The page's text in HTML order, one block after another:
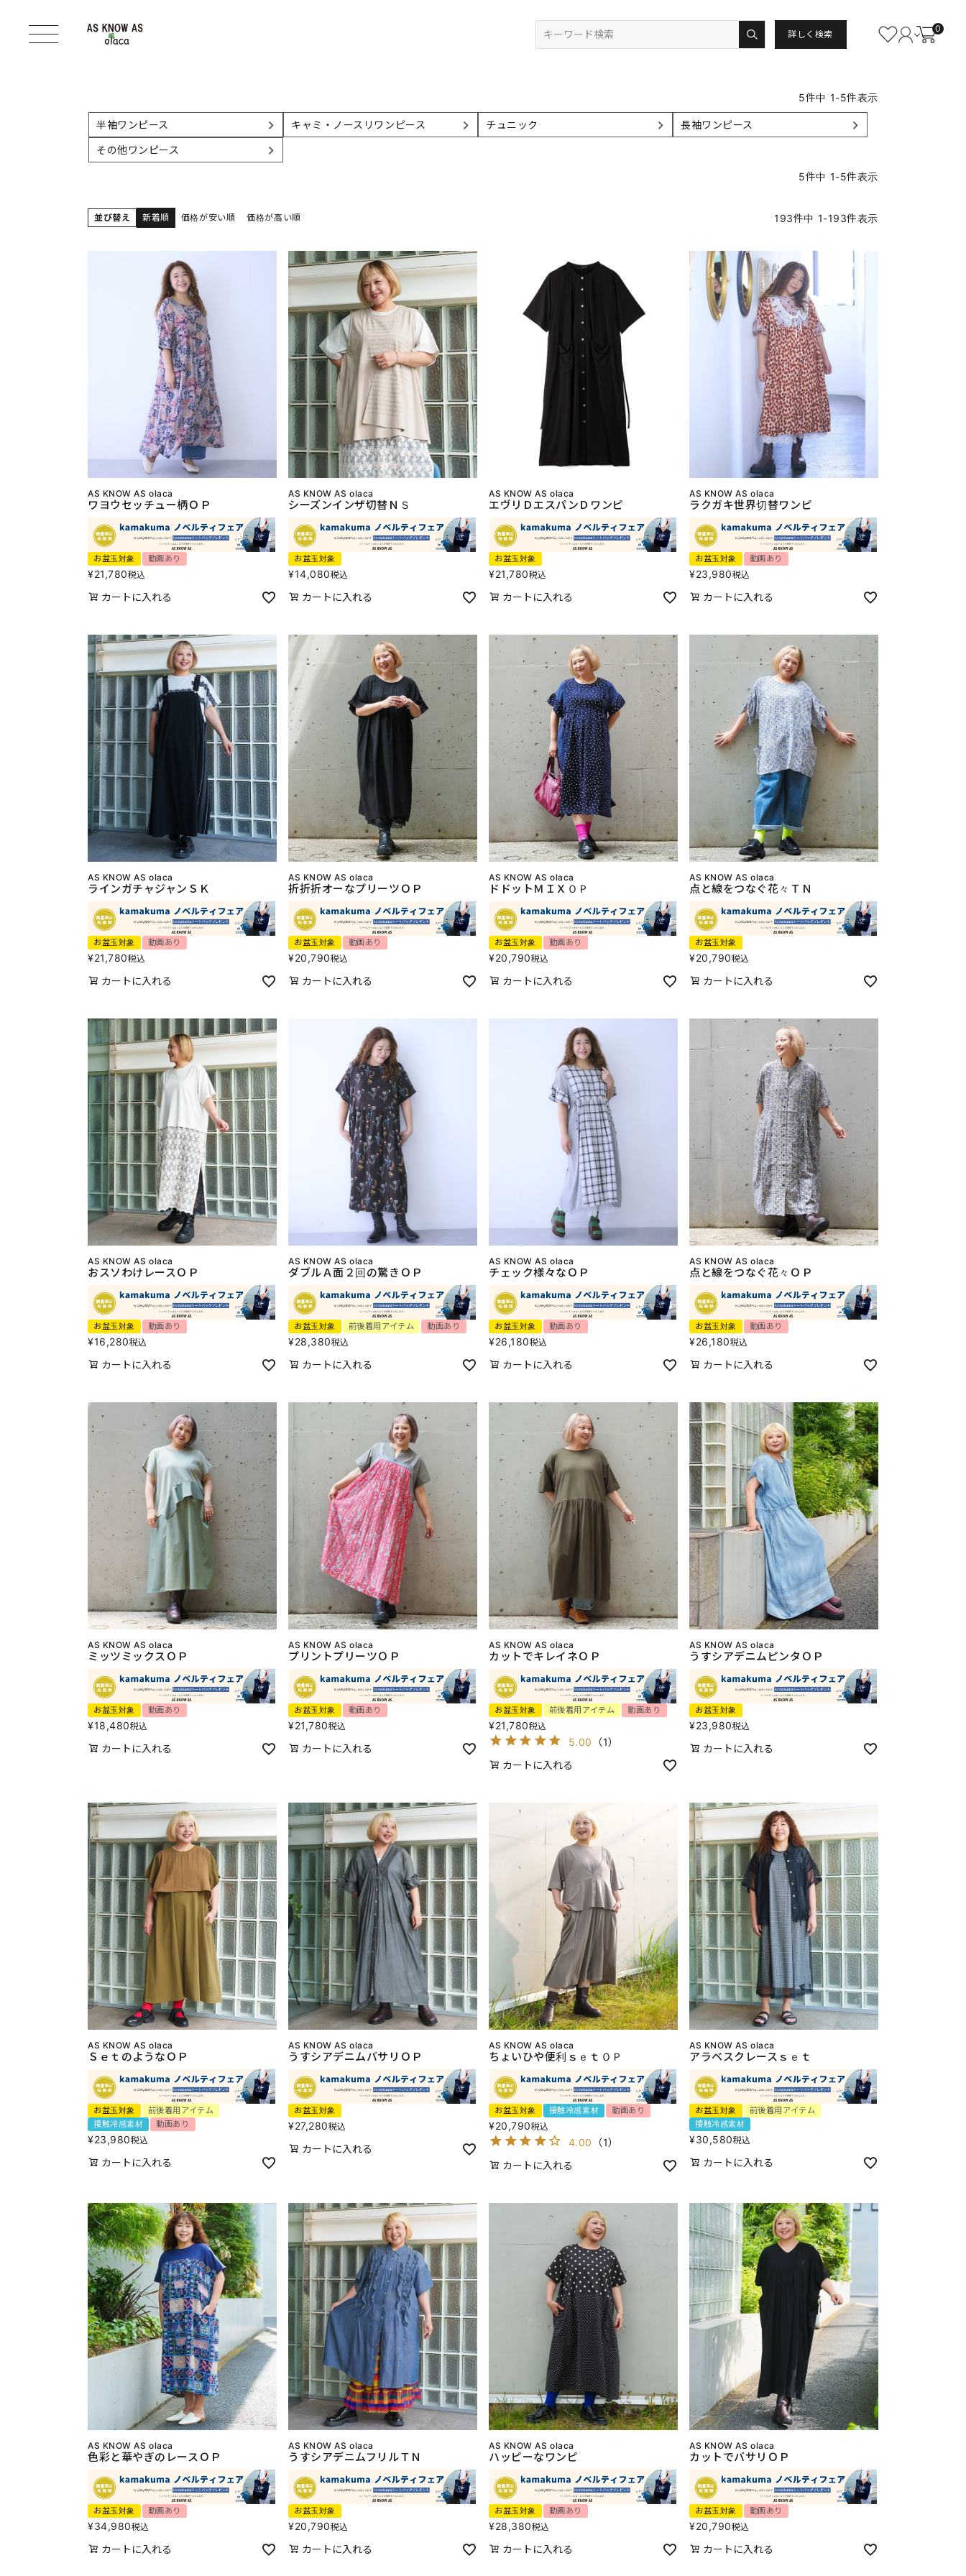
詳しく検索
0
5件中 1-5件表示
半袖ワンピース キャミ・ノースリワンピース チュニック 長袖ワンピース
その他ワンピース
5件中 1-5件表示
並び替え 新着順 価格が安い順 価格が高い順 193件中 1-193件表示
AS KNOW AS olaca
ワヨウセッチュー柄ＯＰ
お盆玉対象 動画あり
¥21,780税込
カートに入れる
AS KNOW AS olaca
シーズンインザ切替ＮＳ
お盆玉対象
¥14,080税込
カートに入れる
AS KNOW AS olaca
エヴリＤエスパンＤワンピ
お盆玉対象
¥21,780税込
カートに入れる
AS KNOW AS olaca
ラクガキ世界切替ワンピ
お盆玉対象 動画あり
¥23,980税込
カートに入れる
AS KNOW AS olaca
ラインガチャジャンＳＫ
お盆玉対象 動画あり
¥21,780税込
カートに入れる
AS KNOW AS olaca
折折折オーなプリーツＯＰ
お盆玉対象 動画あり
¥20,790税込
カートに入れる
AS KNOW AS olaca
ドドットＭＩＸＯＰ
お盆玉対象 動画あり
¥20,790税込
カートに入れる
AS KNOW AS olaca
点と線をつなぐ花々ＴＮ
お盆玉対象
¥20,790税込
カートに入れる
AS KNOW AS olaca
おスソわけレースＯＰ
お盆玉対象 動画あり
¥16,280税込
カートに入れる
AS KNOW AS olaca
ダブルＡ面２回の驚きＯＰ
お盆玉対象 前後着用アイテム 動画あり
¥28,380税込
カートに入れる
AS KNOW AS olaca
チェック様々なＯＰ
お盆玉対象 動画あり
¥26,180税込
カートに入れる
AS KNOW AS olaca
点と線をつなぐ花々ＯＰ
お盆玉対象 動画あり
¥26,180税込
カートに入れる
AS KNOW AS olaca
ミッツミックスＯＰ
お盆玉対象 動画あり
¥18,480税込
カートに入れる
AS KNOW AS olaca
プリントプリーツＯＰ
お盆玉対象 動画あり
¥21,780税込
カートに入れる
AS KNOW AS olaca
カットでキレイネＯＰ
お盆玉対象 前後着用アイテム 動画あり
¥21,780税込
5.00 （1）
カートに入れる
AS KNOW AS olaca
うすシアデニムピンタＯＰ
お盆玉対象
¥23,980税込
カートに入れる
AS KNOW AS olaca
ＳｅｔのようなＯＰ
お盆玉対象
前後着用アイテム
接触冷感素材
動画あり
¥23,980税込
カートに入れる
AS KNOW AS olaca
うすシアデニムバサリＯＰ
お盆玉対象
¥27,280税込
カートに入れる
AS KNOW AS olaca
ちょいひや便利ｓｅｔＯＰ
お盆玉対象 接触冷感素材 動画あり
¥20,790税込
4.00 （1）
カートに入れる
AS KNOW AS olaca
アラベスクレースｓｅｔ
お盆玉対象
前後着用アイテム
接触冷感素材
¥30,580税込
カートに入れる
AS KNOW AS olaca
色彩と華やぎのレースＯＰ
お盆玉対象 動画あり
¥34,980税込
カートに入れる
AS KNOW AS olaca
うすシアデニムフリルＴＮ
お盆玉対象
¥20,790税込
カートに入れる
AS KNOW AS olaca
ハッピーなワンピ
お盆玉対象 動画あり
¥28,380税込
カートに入れる
AS KNOW AS olaca
カットでバサリＯＰ
お盆玉対象 動画あり
¥20,790税込
カートに入れる